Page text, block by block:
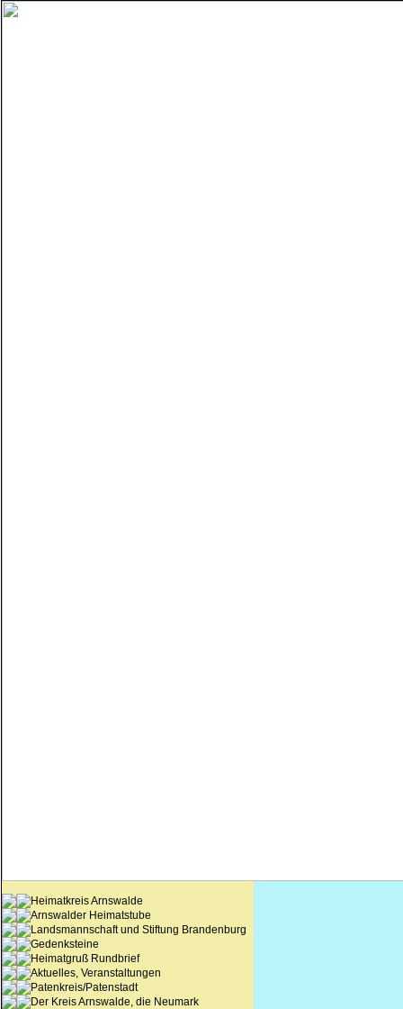
Heimatkreis Arnswalde
Arnswalder Heimatstube
Landsmannschaft und Stiftung Brandenburg
Gedenksteine
Heimatgruß Rundbrief
Aktuelles, Veranstaltungen
Patenkreis/Patenstadt
Der Kreis Arnswalde, die Neumark